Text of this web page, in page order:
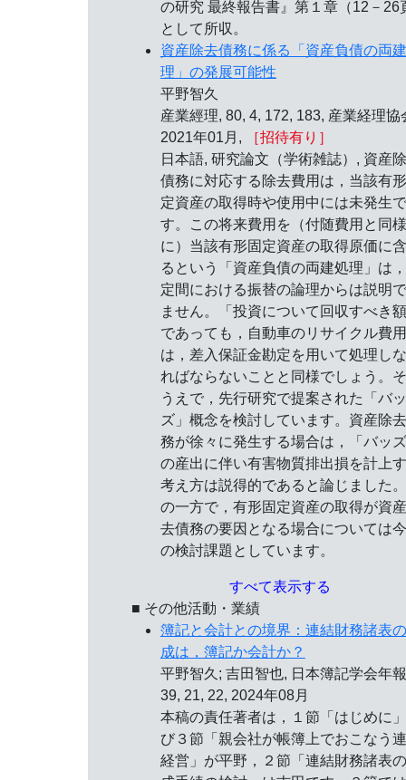
の研究 最終報告書』第１章（12－26
として所収。
資産除去債務に係る「資産負債の両
理」の発展可能性
平野智久
産業經理, 80, 4, 172, 183, 産業経理協
2021年01月,
［招待有り］
日本語, 研究論文（学術雑誌）, 資産
債務に対応する除去費用は，当該有
定資産の取得時や使用中には未発生で
す。この将来費用を（付随費用と同様
に）当該有形固定資産の取得原価に
るという「資産負債の両建処理」は
定間における振替の論理からは説明
ません。「投資について回収すべき
であっても，自動車のリサイクル費用
は，差入保証金勘定を用いて処理し
ればならないことと同様でしょう。
うえで，先行研究で提案された「バッ
ズ」概念を検討しています。資産除
務が徐々に発生する場合は，「バッ
の産出に伴い有害物質排出損を計上
考え方は説得的であると論じました
の一方で，有形固定資産の取得が資
去債務の要因となる場合については
の検討課題としています。
すべて表示する
■ その他活動・業績
簿記と会計との境界：連結財務諸表
成は，簿記か会計か？
平野智久; 吉田智也, 日本簿記学会年
39, 21, 22, 2024年08月
本稿の責任著者は，１節「はじめに
び３節「親会社が帳簿上でおこなう
経営」が平野，２節「連結財務諸表